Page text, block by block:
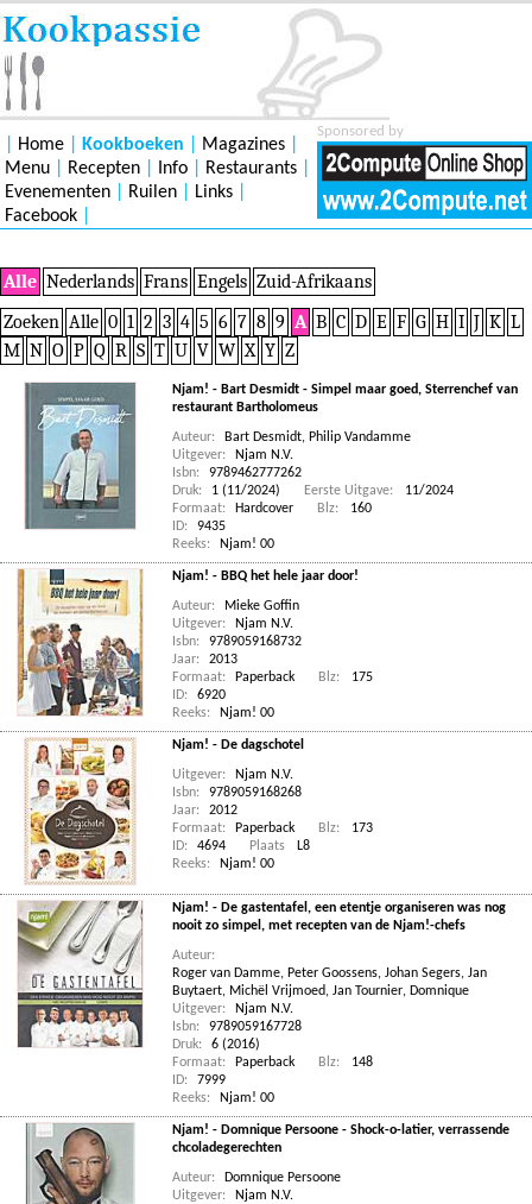
Sponsored by
Home Kookboeken Magazines
Menu
Recepten Info Restaurants
Evenementen
Ruilen Links
Facebook
Alle Nederlands Frans Engels Zuid-Afrikaans
Zoeken Alle 0 1 2 3 4 5 6 7 8 9 A B C D E F G H I J K L
M N O P Q R S T U V W X Y Z
Njam! - Bart Desmidt - Simpel maar goed, Sterrenchef van
restaurant Bartholomeus
Auteur: Bart Desmidt, Philip Vandamme
Uitgever:
Njam N.V.
Isbn:
9789462777262
Druk:
1 (11/2024) Eerste Uitgave:
11/2024
Formaat:
Hardcover Blz:
160
ID:
9435
Reeks:
Njam! 00
Njam! - BBQ het hele jaar door!
Auteur:
Mieke Goffin
Uitgever:
Njam N.V.
Isbn:
9789059168732
Jaar:
2013
Formaat:
Paperback Blz:
175
ID:
6920
Reeks:
Njam! 00
Njam! - De dagschotel
Uitgever:
Njam N.V.
Isbn:
9789059168268
Jaar:
2012
Formaat:
Paperback Blz:
173
ID:
4694 Plaats
L8
Reeks:
Njam! 00
Njam! - De gastentafel, een etentje organiseren was nog
nooit zo simpel, met recepten van de Njam!-chefs
Auteur:
Roger van Damme, Peter Goossens, Johan Segers, Jan
Buytaert, Michël Vrijmoed, Jan Tournier, Domnique
Uitgever:
Njam N.V.
Isbn:
9789059167728
Druk:
6 (2016)
Formaat:
Paperback Blz:
148
ID:
7999
Reeks:
Njam! 00
Njam! - Domnique Persoone - Shock-o-latier, verrassende
chcoladegerechten
Auteur:
Domnique Persoone
Uitgever:
Njam N.V.